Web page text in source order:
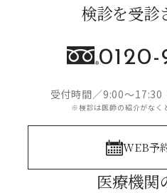
検診を受診
0120-
受付時間／9:00～17:30
※検診は医師の紹介がなく
WEB予
医療機関